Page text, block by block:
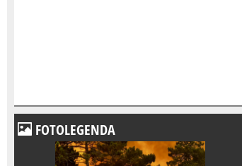
FOTOLEGENDA